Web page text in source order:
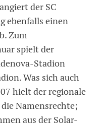
der SC
ebenfalls einen
Zum
spielt der
Stadion
Was sich auch
hielt der regionale
Namensrechte;
aus der Solar-